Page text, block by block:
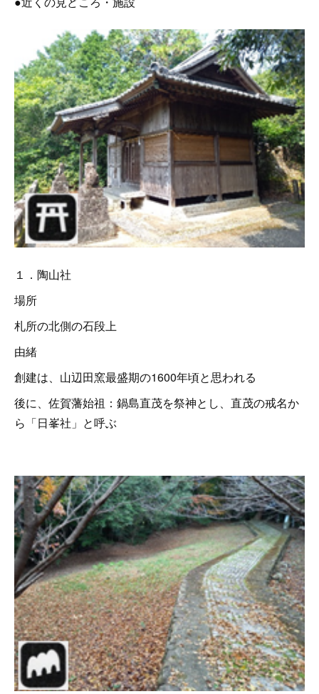
１．陶山社
場所
札所の北側の石段上
由緒
創建は、山辺田窯最盛期の1600年頃と思われる
後に、佐賀藩始祖：鍋島直茂を祭神とし、直茂の戒名か
ら「日峯社」と呼ぶ